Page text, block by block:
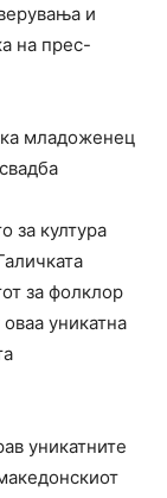
и
на прес-
младоженец
за култура
за фолклор
уникатна
уникатните